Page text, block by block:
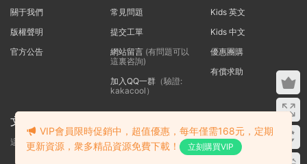
關于我們
版權聲明
官方公告
常見問題
提交工單
網站留言(有問題可以
這裏咨詢)
加入QQ一群（驗證:
kakacool）
Kids 英文
Kids 中文
優惠團購
有償求助
文本标題
這裏輸入代碼
VIP會員限時促銷中，超值優惠，每年僅需168元，定期
更新資源，衆多精品資源免費下載！
立刻購買VIP